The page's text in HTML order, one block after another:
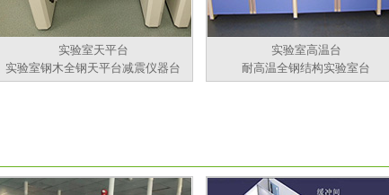
实验室天平台
实验室钢木全钢天平台减震仪器台
实验室高温台
耐高温全钢结构实验室台